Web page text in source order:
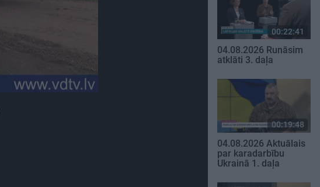
00:22:41
04.08.2026 Runāsim
atklāti 3. daļa
00:19:48
04.08.2026 Aktuālais
par karadarbību
Ukrainā 1. daļa